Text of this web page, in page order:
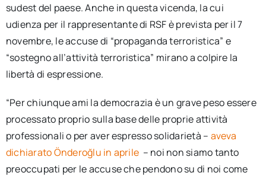
sudest del paese. Anche in questa vicenda, la cui
udienza per il rappresentante di RSF è prevista per il 7
novembre, le accuse di “propaganda terroristica” e
“sostegno all’attività terroristica” mirano a colpire la
libertà di espressione.
“Per chiunque ami la democrazia è un grave peso essere
processato proprio sulla base delle proprie attività
professionali o per aver espresso solidarietà – aveva
dichiarato Önderoğlu in aprile – noi non siamo tanto
preoccupati per le accuse che pendono su di noi come